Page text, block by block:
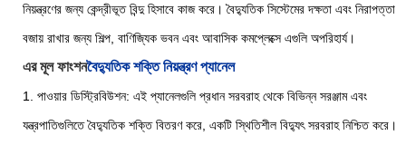
নিয়ন্ত্রণের জন্য কেন্দ্রীভূত বিন্দু হিসাবে কাজ করে। বৈদ্যুতিক সিস্টেমের দক্ষতা এবং নিরাপত্তা
বজায় রাখার জন্য শিল্প, বাণিজ্যিক ভবন এবং আবাসিক কমপ্লেক্সে এগুলি অপরিহার্য।
এর মূল ফাংশনবৈদ্যুতিক শক্তি নিয়ন্ত্রণ প্যানেল
1. পাওয়ার ডিস্ট্রিবিউশন: এই প্যানেলগুলি প্রধান সরবরাহ থেকে বিভিন্ন সরঞ্জাম এবং
যন্ত্রপাতিগুলিতে বৈদ্যুতিক শক্তি বিতরণ করে, একটি স্থিতিশীল বিদ্যুৎ সরবরাহ নিশ্চিত করে।